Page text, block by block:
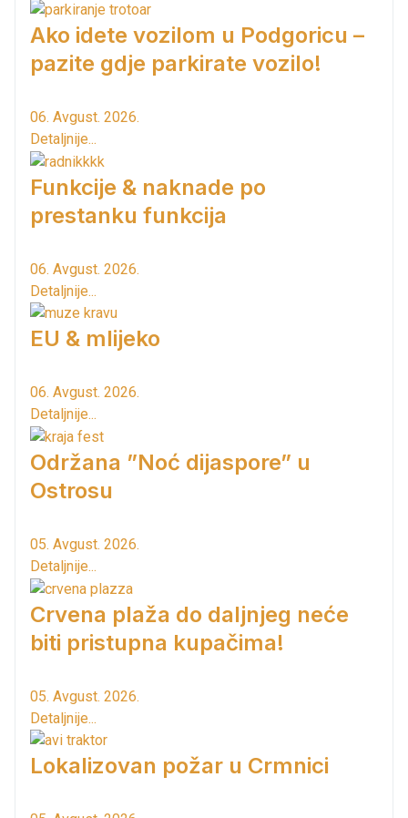
Ako idete vozilom u Podgoricu –
pazite gdje parkirate vozilo!
06. Avgust. 2026.
Detaljnije...
Funkcije & naknade po
prestanku funkcija
06. Avgust. 2026.
Detaljnije...
EU & mlijeko
06. Avgust. 2026.
Detaljnije...
Održana ”Noć dijaspore” u
Ostrosu
05. Avgust. 2026.
Detaljnije...
Crvena plaža do daljnjeg neće
biti pristupna kupačima!
05. Avgust. 2026.
Detaljnije...
Lokalizovan požar u Crmnici